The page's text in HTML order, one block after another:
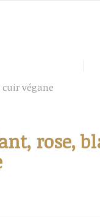
végane
rose,